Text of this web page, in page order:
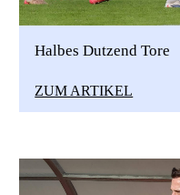
Halbes Dutzend Tore
ZUM ARTIKEL